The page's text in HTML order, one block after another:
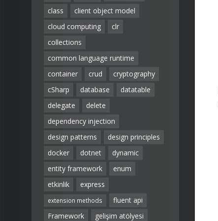
class
client object model
cloud computing
clr
collections
common language runtime
container
crud
cryptography
cSharp
database
datatable
delegate
delete
dependency injection
design patterns
design principles
docker
dotnet
dynamic
entity framework
enum
etkinlik
express
extension methods
fluent api
Framework
gelişim atölyesi